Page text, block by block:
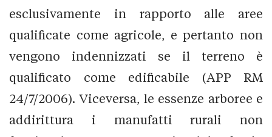
esclusivamente in rapporto alle aree
qualificate come agricole, e pertanto non
vengono indennizzati se il terreno è
qualificato come edificabile (APP RM
24/7/2006). Viceversa, le essenze arboree e
addirittura i manufatti rurali non